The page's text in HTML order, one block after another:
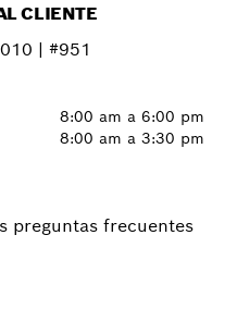
CLIENTE
| #951
8:00 am a 6:00 pm
8:00 am a 3:30 pm
preguntas frecuentes